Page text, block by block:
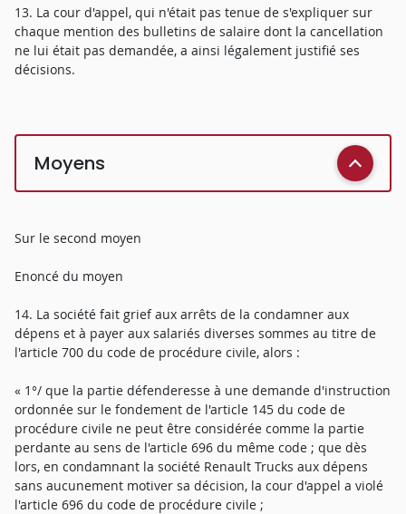
13. La cour d'appel, qui n'était pas tenue de s'expliquer sur
chaque mention des bulletins de salaire dont la cancellation
ne lui était pas demandée, a ainsi légalement justifié ses
décisions.
Moyens
Sur le second moyen
Enoncé du moyen
14. La société fait grief aux arrêts de la condamner aux
dépens et à payer aux salariés diverses sommes au titre de
l'article 700 du code de procédure civile, alors :
« 1°/ que la partie défenderesse à une demande d'instruction
ordonnée sur le fondement de l'article 145 du code de
procédure civile ne peut être considérée comme la partie
perdante au sens de l'article 696 du même code ; que dès
lors, en condamnant la société Renault Trucks aux dépens
sans aucunement motiver sa décision, la cour d'appel a violé
l'article 696 du code de procédure civile ;